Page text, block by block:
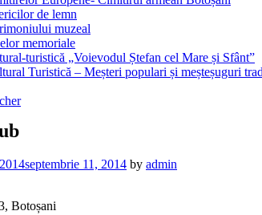
de lemn
muzeal
memoriale
turistică „Voievodul Ștefan cel Mare și Sfânt”
Turistică – Meșteri populari și meșteșuguri
septembrie 11, 2014 by admin
Botoșani